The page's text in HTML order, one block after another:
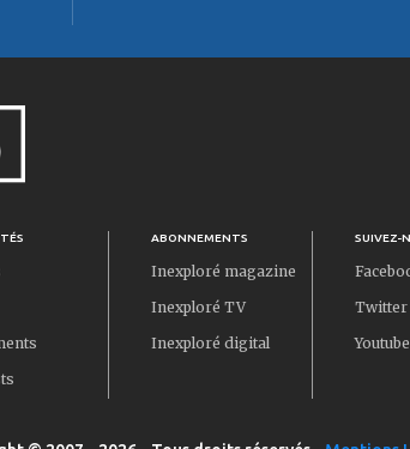
ABONNEMENTS
Inexploré magazine
Inexploré TV
Inexploré digital
SUIVEZ-
Twitter
Youtube